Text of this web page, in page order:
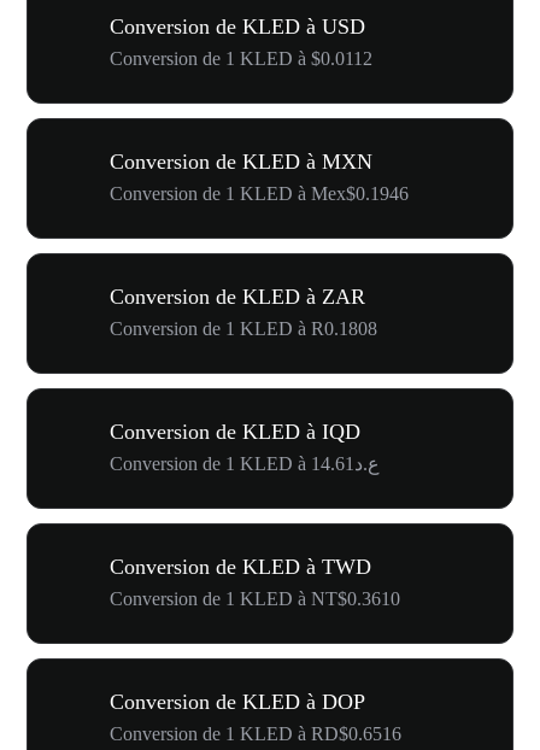
Conversion de KLED à USD
Conversion de 1 KLED à $0.0112
Conversion de KLED à MXN
Conversion de 1 KLED à Mex$0.1946
Conversion de KLED à ZAR
Conversion de 1 KLED à R0.1808
Conversion de KLED à IQD
Conversion de 1 KLED à ع.د14.61
Conversion de KLED à TWD
Conversion de 1 KLED à NT$0.3610
Conversion de KLED à DOP
Conversion de 1 KLED à RD$0.6516